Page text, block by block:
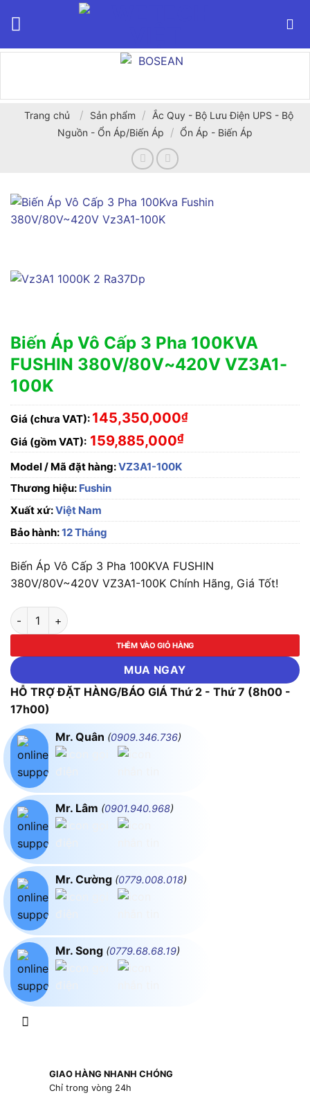
Trang chủ / Sản phẩm /
Ắc Quy - Bộ Lưu Điện UPS - Bộ
Nguồn - Ổn Áp/Biến Áp
/ Ổn Áp - Biến Áp
Biến Áp Vô Cấp 3 Pha 100KVA
FUSHIN 380V/80V~420V VZ3A1-
100K
Giá (chưa VAT): 145,350,000₫
Giá (gồm VAT): 159,885,000₫
Model / Mã đặt hàng:VZ3A1-100K
Thương hiệu: Fushin
Xuất xứ:Việt Nam
Bảo hành:12 Tháng
Biến Áp Vô Cấp 3 Pha 100KVA FUSHIN
380V/80V~420V VZ3A1-100K Chính Hãng, Giá Tốt!
Biến Áp Vô Cấp 3 Pha 100KVA FUSHIN 380V/80V~420V
THÊM VÀO GIỎ HÀNG
MUA NGAY
HỖ TRỢ ĐẶT HÀNG/BÁO GIÁ Thứ 2 - Thứ 7 (8h00 -
17h00)
Mr. Quân (0909.346.736)
Mr. Lâm (0901.940.968)
Mr. Cường (0779.008.018)
Mr. Song (0779.68.68.19)
GIAO HÀNG NHANH CHÓNG
Chỉ trong vòng 24h